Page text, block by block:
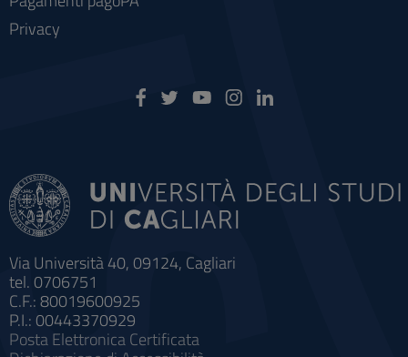
Via Università 40, 09124, Cagliari
tel. 0706751
C.F.: 80019600925
P.I.: 00443370929
Posta Elettronica Certificata
Privacy